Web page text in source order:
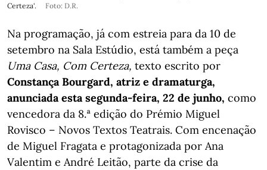
Certeza'.
Foto: D.R.
Na programação, já com estreia para da 10 de
setembro na Sala Estúdio, está também a peça
Uma Casa, Com Certeza, texto escrito por
Constança Bourgard, atriz e dramaturga,
anunciada esta segunda-feira, 22 de junho, como
vencedora da 8.ª edição do Prémio Miguel
Rovisco – Novos Textos Teatrais. Com encenação
de Miguel Fragata e protagonizada por Ana
Valentim e André Leitão, parte da crise da